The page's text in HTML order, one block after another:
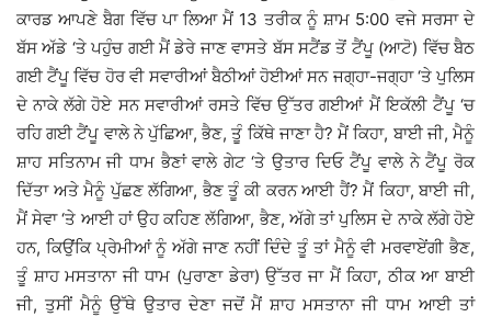
ਕਾਰਡ ਆਪਣੇ ਬੈਗ ਵਿੱਚ ਪਾ ਲਿਆ ਮੈਂ 13 ਤਰੀਕ ਨੂੰ ਸ਼ਾਮ 5:00 ਵਜੇ ਸਰਸਾ ਦੇ
ਬੱਸ ਅੱਡੇ ‘ਤੇ ਪਹੁੰਚ ਗਈ ਮੈਂ ਡੇਰੇ ਜਾਣ ਵਾਸਤੇ ਬੱਸ ਸਟੈਂਡ ਤੋਂ ਟੈਂਪੂ (ਆਟੋ) ਵਿੱਚ ਬੈਠ
ਗਈ ਟੈਂਪੂ ਵਿੱਚ ਹੋਰ ਵੀ ਸਵਾਰੀਆਂ ਬੈਠੀਆਂ ਹੋਈਆਂ ਸਨ ਜਗ੍ਹਾ-ਜਗ੍ਹਾ ‘ਤੇ ਪੁਲਿਸ
ਦੇ ਨਾਕੇ ਲੱਗੇ ਹੋਏ ਸਨ ਸਵਾਰੀਆਂ ਰਸਤੇ ਵਿੱਚ ਉੱਤਰ ਗਈਆਂ ਮੈਂ ਇਕੱਲੀ ਟੈਂਪੂ ‘ਚ
ਰਹਿ ਗਈ ਟੈਂਪੂ ਵਾਲੇ ਨੇ ਪੁੱਛਿਆ, ਭੈਣ, ਤੂੰ ਕਿੱਥੇ ਜਾਣਾ ਹੈ? ਮੈਂ ਕਿਹਾ, ਬਾਈ ਜੀ, ਮੈਨੂੰ
ਸ਼ਾਹ ਸਤਿਨਾਮ ਜੀ ਧਾਮ ਭੈਣਾਂ ਵਾਲੇ ਗੇਟ ‘ਤੇ ਉਤਾਰ ਦਿਓ ਟੈਂਪੂ ਵਾਲੇ ਨੇ ਟੈਂਪੂ ਰੋਕ
ਦਿੱਤਾ ਅਤੇ ਮੈਨੂੰ ਪੁੱਛਣ ਲੱਗਿਆ, ਭੈਣ ਤੂੰ ਕੀ ਕਰਨ ਆਈ ਹੈਂ? ਮੈਂ ਕਿਹਾ, ਬਾਈ ਜੀ,
ਮੈਂ ਸੇਵਾ ‘ਤੇ ਆਈ ਹਾਂ ਉਹ ਕਹਿਣ ਲੱਗਿਆ, ਭੈਣ, ਅੱਗੇ ਤਾਂ ਪੁਲਿਸ ਦੇ ਨਾਕੇ ਲੱਗੇ ਹੋਏ
ਹਨ, ਕਿਉਂਕਿ ਪ੍ਰੇਮੀਆਂ ਨੂੰ ਅੱਗੇ ਜਾਣ ਨਹੀਂ ਦਿੰਦੇ ਤੂੰ ਤਾਂ ਮੈਨੂੰ ਵੀ ਮਰਵਾਏਂਗੀ ਭੈਣ,
ਤੂੰ ਸ਼ਾਹ ਮਸਤਾਨਾ ਜੀ ਧਾਮ (ਪੁਰਾਣਾ ਡੇਰਾ) ਉੱਤਰ ਜਾ ਮੈਂ ਕਿਹਾ, ਠੀਕ ਆ ਬਾਈ
ਜੀ, ਤੁਸੀਂ ਮੈਨੂੰ ਉੱਥੇ ਉਤਾਰ ਦੇਣਾ ਜਦੋਂ ਮੈਂ ਸ਼ਾਹ ਮਸਤਾਨਾ ਜੀ ਧਾਮ ਆਈ ਤਾਂ